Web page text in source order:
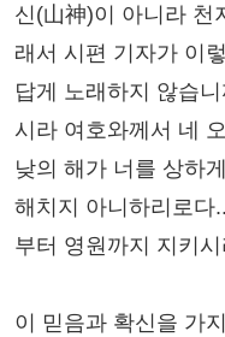
신(山神)이 아니라 천
래서 시편 기자가 이
답게 노래하지 않습
시라 여호와께서 네
낮의 해가 너를 상하
해치지 아니하리로다
부터 영원까지 지키
이 믿음과 확신을 가